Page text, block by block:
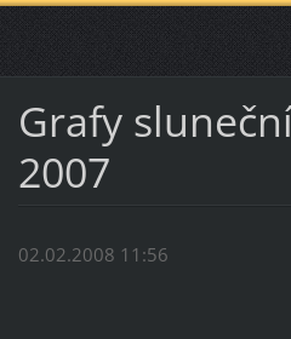
Grafy
2007
02.02.2008 11:56